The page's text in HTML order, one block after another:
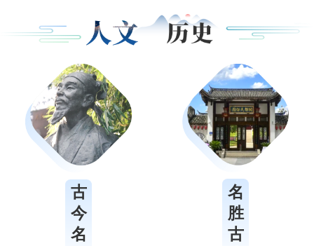
古
今
名
名
胜
古